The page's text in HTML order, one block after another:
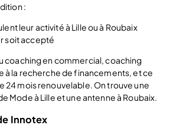
:
leur activité à Lille ou à Roubaix
soit accepté
coaching en commercial, coaching
à la recherche de financements, et ce
24 mois renouvelable. On trouve une
Mode à Lille et une antenne à Roubaix.
Innotex